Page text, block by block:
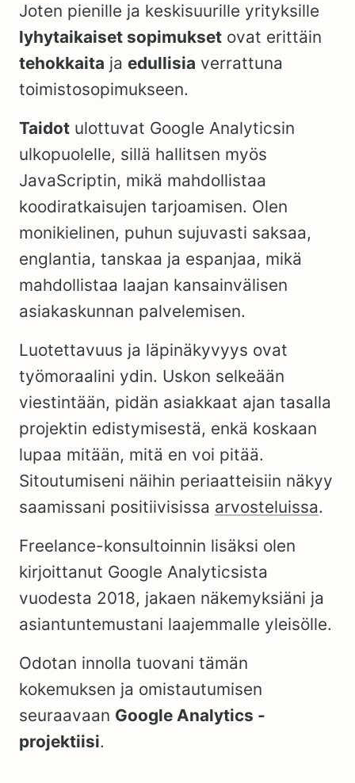
Joten pienille ja keskisuurille yrityksille
lyhytaikaiset sopimukset ovat erittäin
tehokkaita ja edullisia verrattuna
toimistosopimukseen.
Taidot ulottuvat Google Analyticsin
ulkopuolelle, sillä hallitsen myös
JavaScriptin, mikä mahdollistaa
koodiratkaisujen tarjoamisen. Olen
monikielinen, puhun sujuvasti saksaa,
englantia, tanskaa ja espanjaa, mikä
mahdollistaa laajan kansainvälisen
asiakaskunnan palvelemisen.
Luotettavuus ja läpinäkyvyys ovat
työmoraalini ydin. Uskon selkeään
viestintään, pidän asiakkaat ajan tasalla
projektin edistymisestä, enkä koskaan
lupaa mitään, mitä en voi pitää.
Sitoutumiseni näihin periaatteisiin näkyy
saamissani positiivisissa arvosteluissa.
Freelance-konsultoinnin lisäksi olen
kirjoittanut Google Analyticsista
vuodesta 2018, jakaen näkemyksiäni ja
asiantuntemustani laajemmalle yleisölle.
Odotan innolla tuovani tämän
kokemuksen ja omistautumisen
seuraavaan Google Analytics -
projektiisi.